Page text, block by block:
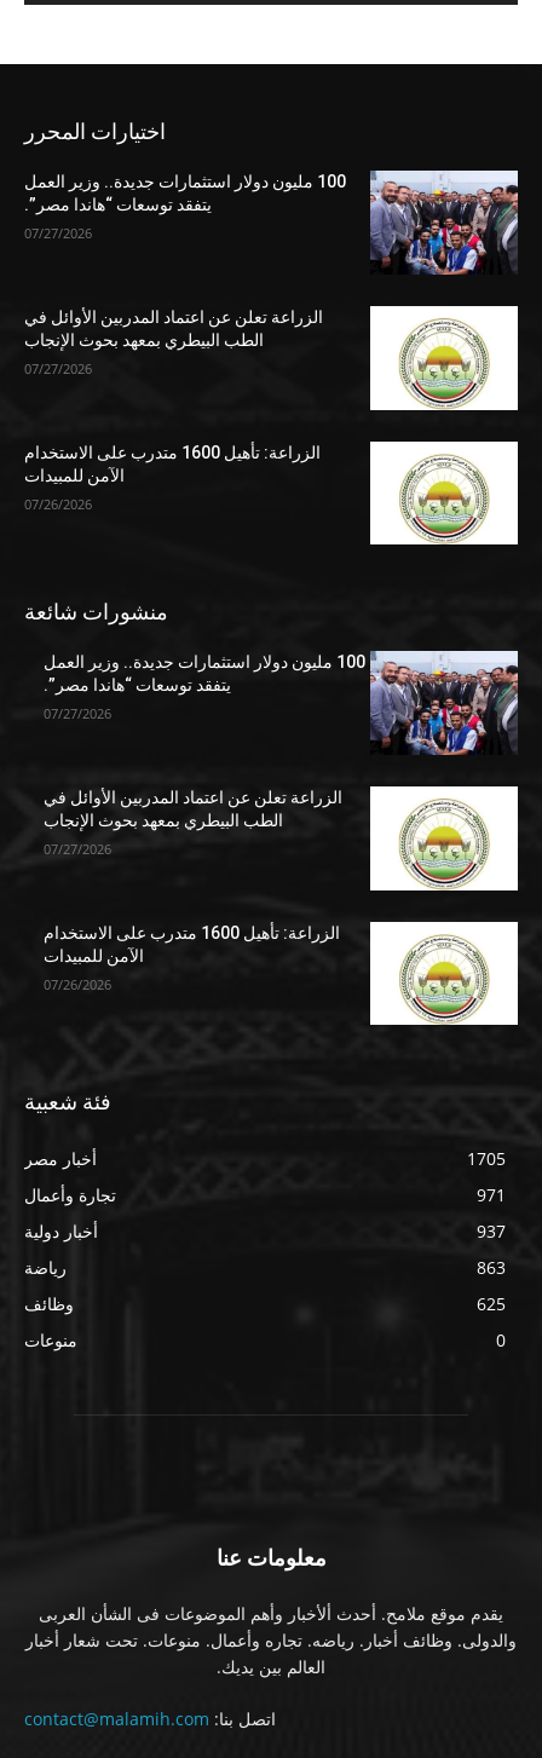
اختيارات المحرر
100 مليون دولار استثمارات جديدة.. وزير العمل
يتفقد توسعات “هاندا مصر”.
07/27/2026
الزراعة تعلن عن اعتماد المدربين الأوائل في
الطب البيطري بمعهد بحوث الإنجاب
07/27/2026
الزراعة: تأهيل 1600 متدرب على الاستخدام
الآمن للمبيدات
07/26/2026
منشورات شائعة
100 مليون دولار استثمارات جديدة.. وزير العمل
يتفقد توسعات “هاندا مصر”.
07/27/2026
الزراعة تعلن عن اعتماد المدربين الأوائل في
الطب البيطري بمعهد بحوث الإنجاب
07/27/2026
الزراعة: تأهيل 1600 متدرب على الاستخدام
الآمن للمبيدات
07/26/2026
فئة شعبية
أخبار مصر
1705
تجارة وأعمال
971
أخبار دولية
937
رياضة
863
وظائف
625
منوعات
0
معلومات عنا
يقدم موقع ملامح. أحدث ألأخبار وأهم الموضوعات فى الشأن العربى
والدولى. وظائف أخبار. رياضه. تجاره وأعمال. منوعات. تحت شعار أخبار
العالم بين يديك.
اتصل بنا: contact@malamih.com